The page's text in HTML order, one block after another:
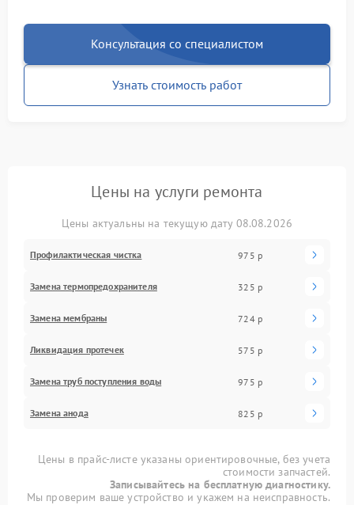
Консультация со специалистом
Узнать стоимость работ
Цены на услуги ремонта
Цены актуальны на текущую дату 08.08.2026
Профилактическая чистка 975 р
Замена термопредохранителя 325 р
Замена мембраны 724 р
Ликвидация протечек 575 р
Замена труб поступления воды 975 р
Замена анода 825 р
Цены в прайс-листе указаны ориентировочные, без учета
стоимости запчастей.
Записывайтесь на бесплатную диагностику.
Мы проверим ваше устройство и укажем на неисправность.